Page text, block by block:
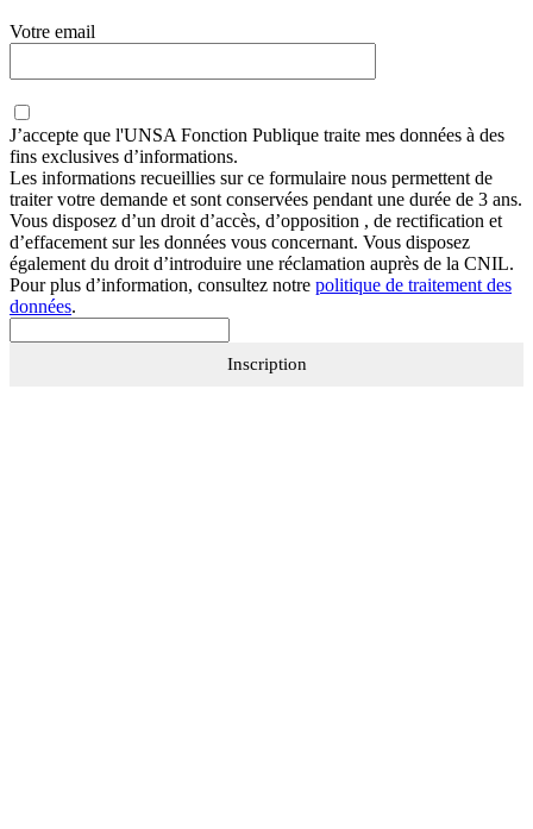
Votre email
J’accepte que l'UNSA Fonction Publique traite mes données à des
fins exclusives d’informations.
Les informations recueillies sur ce formulaire nous permettent de
traiter votre demande et sont conservées pendant une durée de 3 ans.
Vous disposez d’un droit d’accès, d’opposition , de rectification et
d’effacement sur les données vous concernant. Vous disposez
également du droit d’introduire une réclamation auprès de la CNIL.
Pour plus d’information, consultez notre politique de traitement des
données.
Inscription